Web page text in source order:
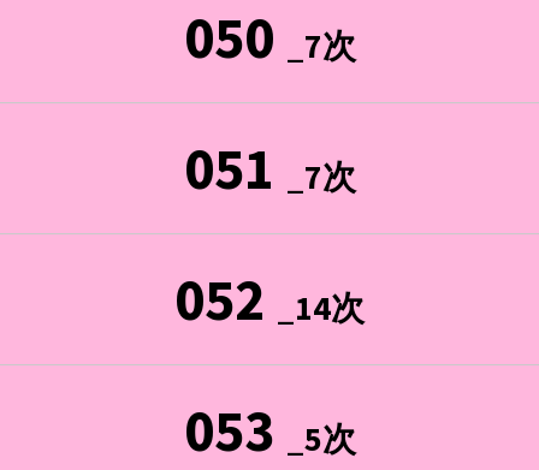
050 _7次
051 _7次
052 _14次
053 _5次